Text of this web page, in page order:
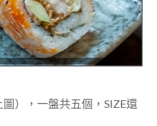
），一盤共五個，SIZE還